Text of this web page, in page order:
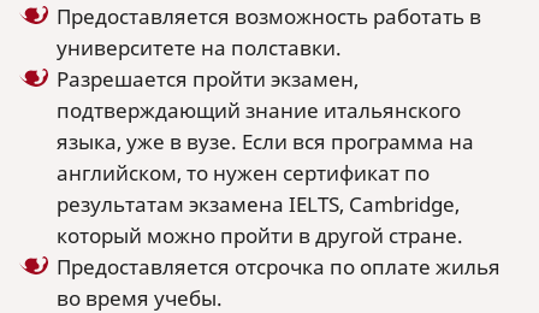
Предоставляется возможность работать в
университете на полставки.
Разрешается пройти экзамен,
подтверждающий знание итальянского
языка, уже в вузе. Если вся программа на
английском, то нужен сертификат по
результатам экзамена IELTS, Cambridge,
который можно пройти в другой стране.
Предоставляется отсрочка по оплате жилья
во время учебы.